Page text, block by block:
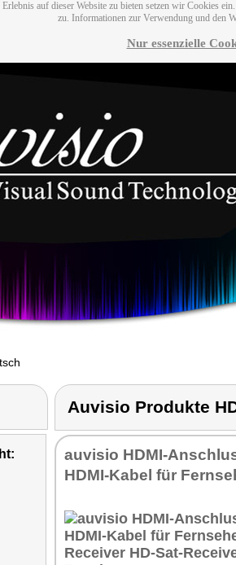
auf dieser Website zu bieten setzen wir Cookies
zu. Informationen zur Verwendung und den
Nur essenzielle
Auvisio Produkte
auvisio HDMI-
HDMI-Kabel für